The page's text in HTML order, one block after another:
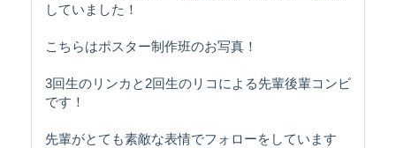
していました！
こちらはポスター制作班のお写真！
3回生のリンカと2回生のリコによる先輩後輩コンビ
です！
先輩がとても素敵な表情でフォローをしています